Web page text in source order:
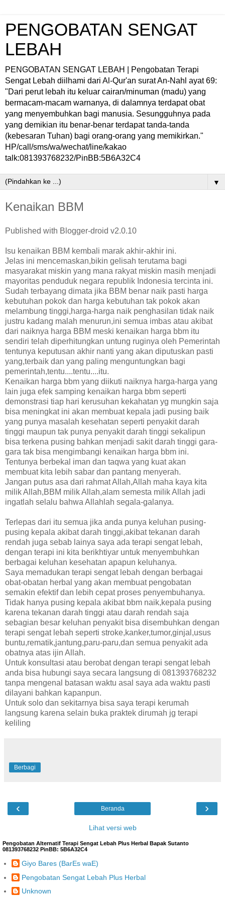
PENGOBATAN SENGAT
LEBAH
PENGOBATAN SENGAT LEBAH | Pengobatan Terapi
Sengat Lebah diilhami dari Al-Qur'an surat An-Nahl ayat 69:
"Dari perut lebah itu keluar cairan/minuman (madu) yang
bermacam-macam warnanya, di dalamnya terdapat obat
yang menyembuhkan bagi manusia. Sesungguhnya pada
yang demikian itu benar-benar terdapat tanda-tanda
(kebesaran Tuhan) bagi orang-orang yang memikirkan."
HP/call/sms/wa/wechat/line/kakao
talk:081393768232/PinBB:5B6A32C4
▼
Kenaikan BBM
Published with Blogger-droid v2.0.10
Isu kenaikan BBM kembali marak akhir-akhir ini.
Jelas ini mencemaskan,bikin gelisah terutama bagi
masyarakat miskin yang mana rakyat miskin masih menjadi
mayoritas penduduk negara republik Indonesia tercinta ini.
Sudah terbayang dimata jika BBM benar naik pasti harga
kebutuhan pokok dan harga kebutuhan tak pokok akan
melambung tinggi,harga-harga naik penghasilan tidak naik
justru kadang malah menurun,ini semua imbas atau akibat
dari naiknya harga BBM meski kenaikan harga bbm itu
sendiri telah diperhitungkan untung ruginya oleh Pemerintah
tentunya keputusan akhir nanti yang akan diputuskan pasti
yang,terbaik dan yang paling menguntungkan bagi
pemerintah,tentu....tentu....itu.
Kenaikan harga bbm yang diikuti naiknya harga-harga yang
lain juga efek samping kenaikan harga bbm seperti
demonstrasi tiap hari kerusuhan kekahatan yg mungkin saja
bisa meningkat ini akan membuat kepala jadi pusing baik
yang punya masalah kesehatan seperti penyakit darah
tinggi maupun tak punya penyakit darah tinggi sekalipun
bisa terkena pusing bahkan menjadi sakit darah tinggi gara-
gara tak bisa mengimbangi kenaikan harga bbm ini.
Tentunya berbekal iman dan taqwa yang kuat akan
membuat kita lebih sabar dan pantang menyerah.
Jangan putus asa dari rahmat Allah,Allah maha kaya kita
milik Allah,BBM milik Allah,alam semesta milik Allah jadi
ingatlah selalu bahwa Allahlah segala-galanya.
Terlepas dari itu semua jika anda punya keluhan pusing-
pusing kepala akibat darah tinggi,akibat tekanan darah
rendah juga sebab lainya saya ada terapi sengat lebah,
dengan terapi ini kita berikhtiyar untuk menyembuhkan
berbagai keluhan kesehatan apapun keluhanya.
Saya memadukan terapi sengat lebah dengan berbagai
obat-obatan herbal yang akan membuat pengobatan
semakin efektif dan lebih cepat proses penyembuhanya.
Tidak hanya pusing kepala akibat bbm naik,kepala pusing
karena tekanan darah tinggi atau darah rendah saja
sebagian besar keluhan penyakit bisa disembuhkan dengan
terapi sengat lebah seperti stroke,kanker,tumor,ginjal,usus
buntu,rematik,jantung,paru-paru,dan semua penyakit ada
obatnya atas ijin Allah.
Untuk konsultasi atau berobat dengan terapi sengat lebah
anda bisa hubungi saya secara langsung di 081393768232
tanpa mengenal batasan waktu asal saya ada waktu pasti
dilayani bahkan kapanpun.
Untuk solo dan sekitarnya bisa saya terapi kerumah
langsung karena selain buka praktek dirumah jg terapi
keliling
Berbagi
‹ ›
Beranda
Lihat versi web
Pengobatan Alternatif Terapi Sengat Lebah Plus Herbal Bapak Sutanto
081393768232 PinBB: 5B6A32C4
Giyo Bares (BarEs waE)
Pengobatan Sengat Lebah Plus Herbal
Unknown